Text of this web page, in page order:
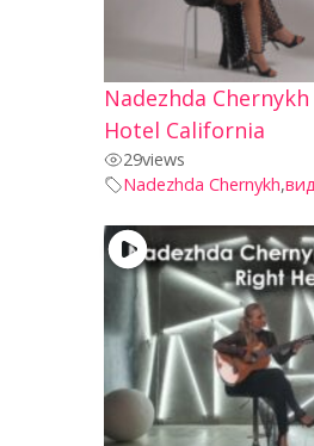
Nadezhda
Hotel California
29views
Nadezhda Chernykh,